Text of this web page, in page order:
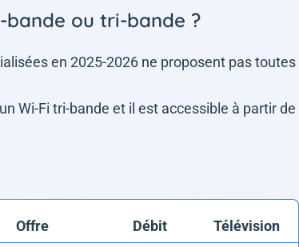
bande ou tri-bande ?
en 2025-2026 ne proposent pas toutes
Wi-Fi tri-bande et il est accessible à partir de
Offre Débit
Télévision